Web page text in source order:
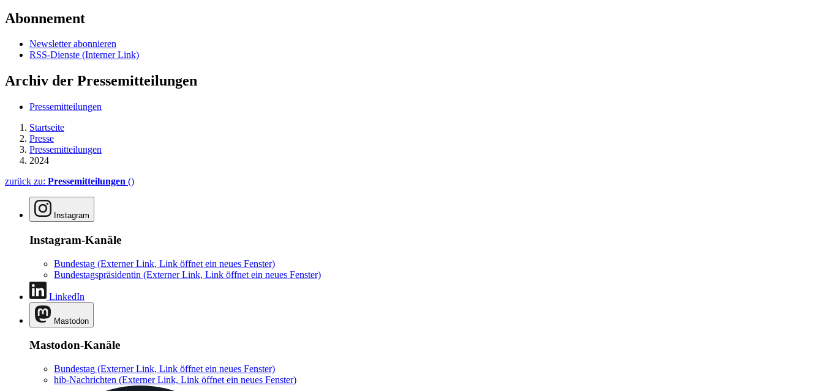
Abonnement
Newsletter abonnieren
RSS-Dienste (Interner Link)
Archiv der Pressemitteilungen
Pressemitteilungen
Startseite
Presse
Pressemitteilungen
2024
zurück zu: Pressemitteilungen ()
Instagram
Instagram-Kanäle
Bundestag (Externer Link, Link öffnet ein neues Fenster)
Bundestagspräsidentin (Externer Link, Link öffnet ein neues Fenster)
LinkedIn
Mastodon
Mastodon-Kanäle
Bundestag (Externer Link, Link öffnet ein neues Fenster)
hib-Nachrichten (Externer Link, Link öffnet ein neues Fenster)